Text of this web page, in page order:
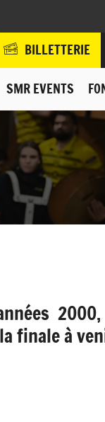
SMR EVENTS
BILLETTERIE
finale à